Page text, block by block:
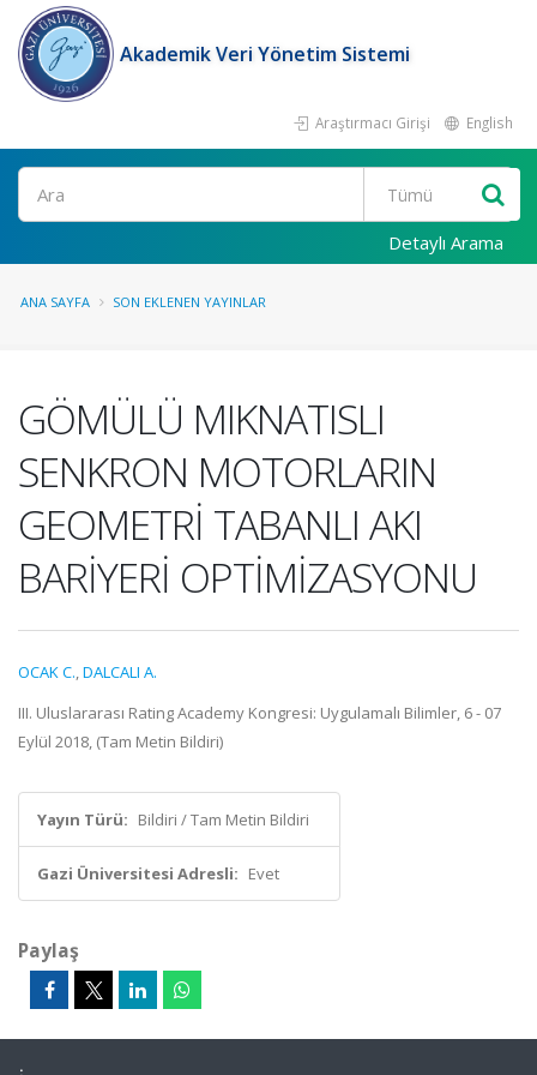
Akademik Veri Yönetim Sistemi
Araştırmacı Girişi English
Ara
Detaylı Arama
ANA SAYFA SON EKLENEN YAYINLAR
GÖMÜLÜ MIKNATISLI
SENKRON MOTORLARIN
GEOMETRİ TABANLI AKI
BARİYERİ OPTİMİZASYONU
OCAK C.,DALCALI A.
III. Uluslararası Rating Academy Kongresi: Uygulamalı Bilimler, 6 - 07
Eylül 2018, (Tam Metin Bildiri)
Yayın Türü: Bildiri / Tam Metin Bildiri
Gazi Üniversitesi Adresli: Evet
Paylaş